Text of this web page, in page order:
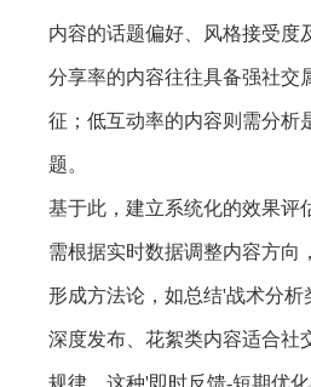
内容的话题偏好、风格接受度
分享率的内容往往具备强社交
征；低互动率的内容则需分析
题。
基于此，建立系统化的效果评
需根据实时数据调整内容方向
形成方法论，如总结'战术分
深度发布、花絮类内容适合社
规律。这种'即时反馈-短期优